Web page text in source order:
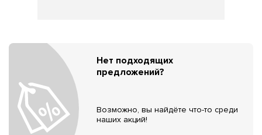
Нет подходящих
предложений?
Возможно, вы найдёте что-то среди
наших акций!